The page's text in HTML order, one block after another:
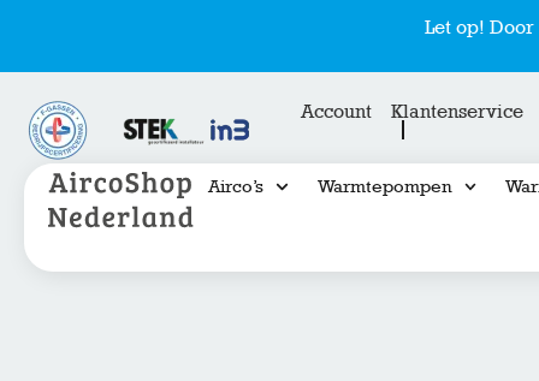
Let op!
Account Klantenservice
Airco’s Warmtepompen